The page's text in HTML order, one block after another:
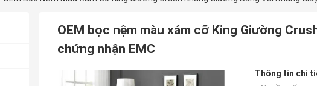
OEM bọc nệm màu xám cỡ King Giường
chứng nhận EMC
Thông tin chi